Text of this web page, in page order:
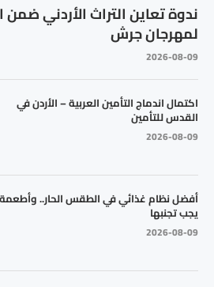
ندوة تعاين التراث الأردني ضمن
لمهرجان جرش
2026-08-09
اكتمال اندماج التأمين العربية – الأردن في
القدس للتأمين
2026-08-09
أفضل نظام غذائي في الطقس الحار.. وأطعمة
يجب تجنبها
2026-08-09